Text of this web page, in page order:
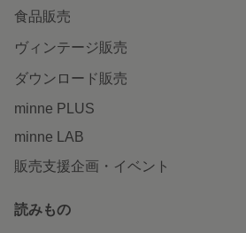
食品販売
ヴィンテージ販売
ダウンロード販売
minne PLUS
minne LAB
販売支援企画・イベント
読みもの